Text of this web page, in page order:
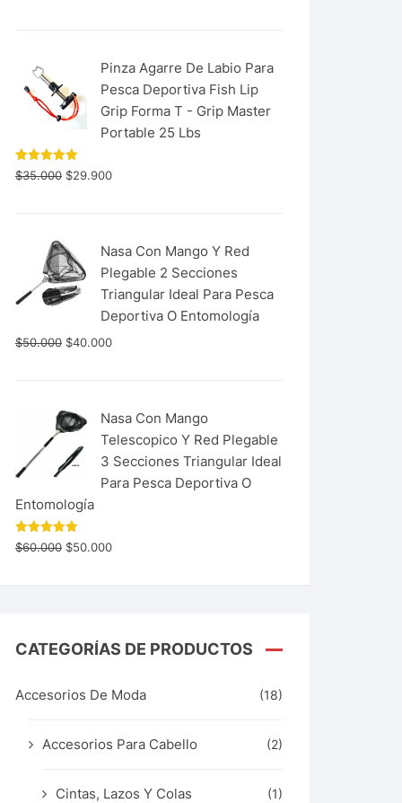
Pinza Agarre De Labio Para
Pesca Deportiva Fish Lip
Grip Forma T - Grip Master
Portable 25 Lbs
Valorado
con 5.00
$35.000 $29.900
Nasa Con Mango Y Red
Plegable 2 Secciones
Triangular Ideal Para Pesca
Deportiva O Entomología
$50.000 $40.000
Nasa Con Mango
Telescopico Y Red Plegable
3 Secciones Triangular Ideal
Para Pesca Deportiva O
Entomología
Valorado
con 5.00
$60.000 $50.000
CATEGORÍAS DE PRODUCTOS
Accesorios De Moda (18)
Accesorios Para Cabello (2)
Cintas, Lazos Y Colas (1)